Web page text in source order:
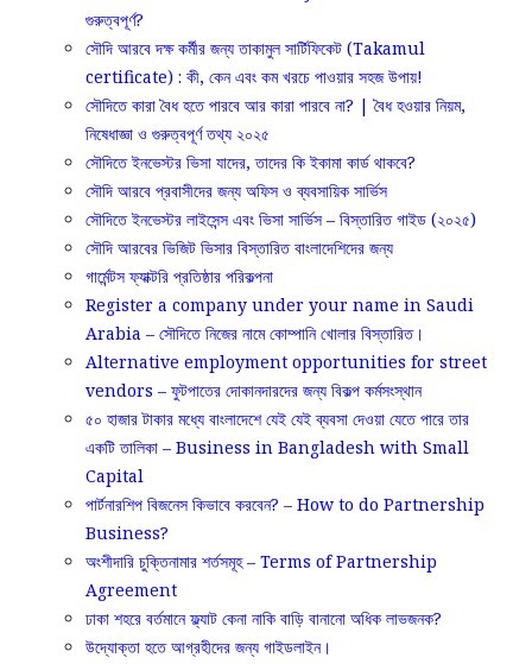
গুরুত্বপূর্ণ?
সৌদি আরবে দক্ষ কর্মীর জন্য তাকামুল সার্টিফিকেট (Takamul
certificate) : কী, কেন এবং কম খরচে পাওয়ার সহজ উপায়!
সৌদিতে কারা বৈধ হতে পারবে আর কারা পারবে না? | বৈধ হওয়ার নিয়ম,
নিষেধাজ্ঞা ও গুরুত্বপূর্ণ তথ্য ২০২৫
সৌদিতে ইনভেস্টর ভিসা যাদের, তাদের কি ইকামা কার্ড থাকবে?
সৌদি আরবে প্রবাসীদের জন্য অফিস ও ব্যবসায়িক সার্ভিস
সৌদিতে ইনভেস্টর লাইসেন্স এবং ভিসা সার্ভিস – বিস্তারিত গাইড (২০২৫)
সৌদি আরবের ভিজিট ভিসার বিস্তারিত বাংলাদেশিদের জন্য​
গার্মেন্টস ফ্যাক্টরি প্রতিষ্ঠার পরিকল্পনা
Register a company under your name in Saudi
Arabia – সৌদিতে নিজের নামে কোম্পানি খোলার বিস্তারিত।
Alternative employment opportunities for street
vendors – ফুটপাতের দোকানদারদের জন্য বিকল্প কর্মসংস্থান
৫০ হাজার টাকার মধ্যে বাংলাদেশে যেই যেই ব্যবসা দেওয়া যেতে পারে তার
একটি তালিকা – Business in Bangladesh with Small
Capital
পার্টনারশিপ বিজনেস কিভাবে করবেন? – How to do Partnership
Business?
অংশীদারি চুক্তিনামার শর্তসমূহ – Terms of Partnership
Agreement
ঢাকা শহরে বর্তমানে ফ্ল্যাট কেনা নাকি বাড়ি বানানো অধিক লাভজনক?
উদ্যোক্তা হতে আগ্রহীদের জন্য গাইডলাইন।